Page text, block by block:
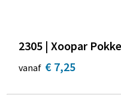
2305 | Xoopar
vanaf € 7,25